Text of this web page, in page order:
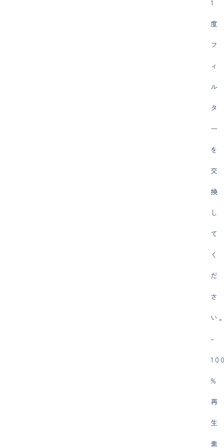
1
度
フ
ィ
ル
タ
ー
を
交
換
し
て
く
だ
さ
い
–
%
再
生
素